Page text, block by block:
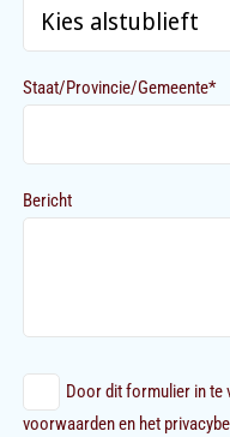
Staat/Provincie/Gemeente*
Bericht
Door dit formulier in te
voorwaarden en het